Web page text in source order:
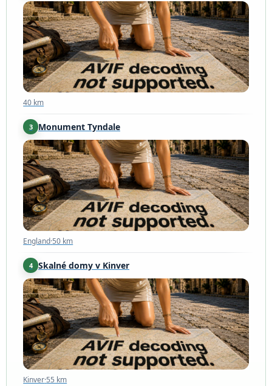
40 km
40 km
3 Monument Tyndale
England·50 km
England·50 km
4 Skalné domy v Kinver
Kinver·55 km
Kinver·55 km